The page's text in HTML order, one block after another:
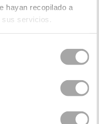
hayan recopilado a
servicios.